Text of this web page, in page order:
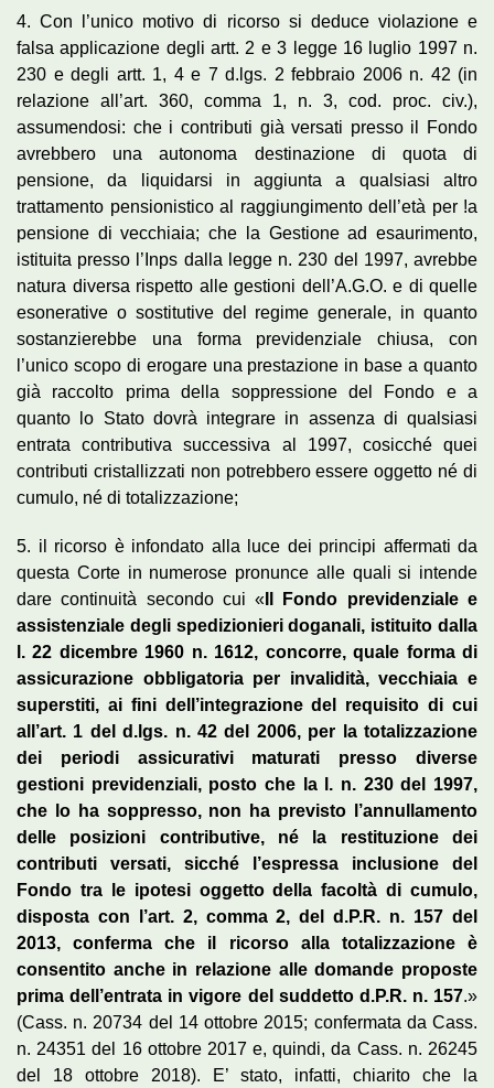
4. Con l’unico motivo di ricorso si deduce violazione e
falsa applicazione degli artt. 2 e 3 legge 16 luglio 1997 n.
230 e degli artt. 1, 4 e 7 d.lgs. 2 febbraio 2006 n. 42 (in
relazione all’art. 360, comma 1, n. 3, cod. proc. civ.),
assumendosi: che i contributi già versati presso il Fondo
avrebbero una autonoma destinazione di quota di
pensione, da liquidarsi in aggiunta a qualsiasi altro
trattamento pensionistico al raggiungimento dell’età per !a
pensione di vecchiaia; che la Gestione ad esaurimento,
istituita presso l’Inps dalla legge n. 230 del 1997, avrebbe
natura diversa rispetto alle gestioni dell’A.G.O. e di quelle
esonerative o sostitutive del regime generale, in quanto
sostanzierebbe una forma previdenziale chiusa, con
l’unico scopo di erogare una prestazione in base a quanto
già raccolto prima della soppressione del Fondo e a
quanto lo Stato dovrà integrare in assenza di qualsiasi
entrata contributiva successiva al 1997, cosicché quei
contributi cristallizzati non potrebbero essere oggetto né di
cumulo, né di totalizzazione;
5. il ricorso è infondato alla luce dei principi affermati da
questa Corte in numerose pronunce alle quali si intende
dare continuità secondo cui « Il Fondo previdenziale e
assistenziale degli spedizionieri doganali, istituito dalla
l. 22 dicembre 1960 n. 1612, concorre, quale forma di
assicurazione obbligatoria per invalidità, vecchiaia e
superstiti, ai fini dell’integrazione del requisito di cui
all’art. 1 del d.lgs. n. 42 del 2006, per la totalizzazione
dei periodi assicurativi maturati presso diverse
gestioni previdenziali, posto che la l. n. 230 del 1997,
che lo ha soppresso, non ha previsto l’annullamento
delle posizioni contributive, né la restituzione dei
contributi versati, sicché l’espressa inclusione del
Fondo tra le ipotesi oggetto della facoltà di cumulo,
disposta con l’art. 2, comma 2, del d.P.R. n. 157 del
2013, conferma che il ricorso alla totalizzazione è
consentito anche in relazione alle domande proposte
prima dell’entrata in vigore del suddetto d.P.R. n. 157.»
(Cass. n. 20734 del 14 ottobre 2015; confermata da Cass.
n. 24351 del 16 ottobre 2017 e, quindi, da Cass. n. 26245
del 18 ottobre 2018). E’ stato, infatti, chiarito che la